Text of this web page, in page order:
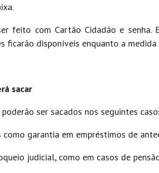
feito com Cartão Cidadão e senha.
ficarão disponíveis enquanto a
sacar
ser sacados nos seguintes
como garantia em empréstimos de
judicial, como em casos de